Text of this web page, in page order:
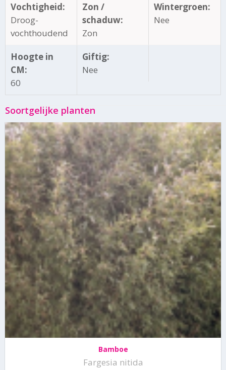
Vochtigheid:
Droog-
vochthoudend
Zon /
schaduw:
Zon
Wintergroen:
Nee
Hoogte in
CM:
60
Giftig:
Nee
Soortgelijke planten
Bamboe
Fargesia nitida